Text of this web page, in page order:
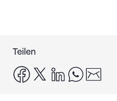
Teilen
facebook
x linkedin